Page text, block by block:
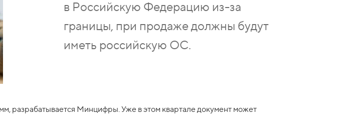
в Российскую Федерацию из-за
границы, при продаже должны будут
иметь российскую ОС.
разрабатывается Минцифры. Уже в этом квартале документ может